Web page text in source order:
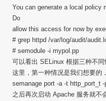
You can generate a local policy
Do
allow this access for now by
# grep httpd /var/log/audit/
# semodule -i mypol.pp
可以看出 SELinux 根据三种不
这里，第一种情况是我们想要的
semanage port -a -t http_port_t
之后再次启动 Apache 服务就不